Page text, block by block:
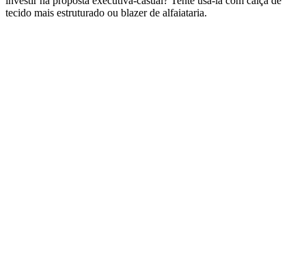
tecido mais estruturado ou blazer de alfaiataria.